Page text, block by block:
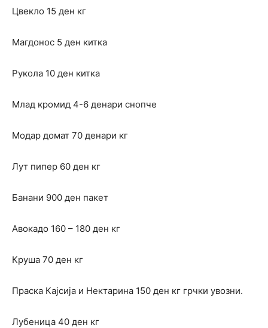
Цвекло 15 ден кг
Магдонос 5 ден китка
Рукола 10 ден китка
Млад кромид 4-6 денари снопче
Модар домат 70 денари кг
Лут пипер 60 ден кг
Банани 900 ден пакет
Авокадо 160 – 180 ден кг
Круша 70 ден кг
Праска Кајсија и Нектарина 150 ден кг грчки увозни.
Лубеница 40 ден кг